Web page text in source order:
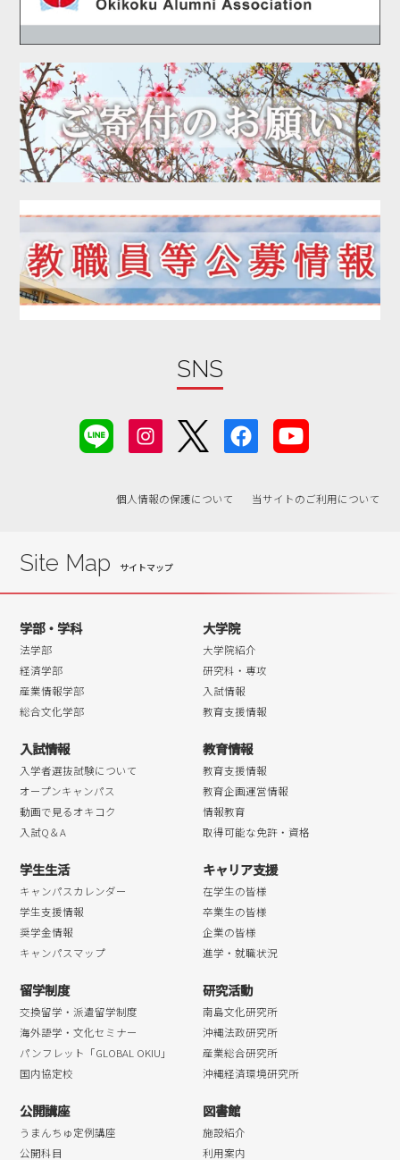
SNS
個人情報の保護について 当サイトのご利用について
Site Map
学部・学科
法学部
経済学部
産業情報学部
総合文化学部
大学院
大学院紹介
研究科・専攻
入試情報
教育支援情報
入試情報
入学者選抜試験について
オープンキャンパス
動画で見るオキコク
入試Q＆A
教育情報
教育支援情報
教育企画運営情報
情報教育
取得可能な免許・資格
学生生活
キャンパスカレンダー
学生支援情報
奨学金情報
キャンパスマップ
キャリア支援
在学生の皆様
卒業生の皆様
企業の皆様
進学・就職状況
留学制度
交換留学・派遣留学制度
海外語学・文化セミナー
パンフレット「GLOBAL OKIU」
国内協定校
研究活動
南島文化研究所
沖縄法政研究所
産業総合研究所
沖縄経済環境研究所
公開講座
うまんちゅ定例講座
公開科目
図書館
施設紹介
利用案内